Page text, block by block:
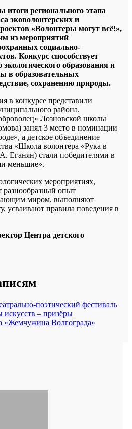
итоги регионального этапа
эковолонтерских и
«Волонтеры могут всё!»,
из мероприятий
социально-
Конкурс способствует
образования и
в образовательных
сохранению природы.
в конкурсе представили
района.
Лозновской школы
занял 3 место в номинации
а детское объединение
«Школа волонтера «Рука в
Еганян) стали победителями в
меньшие».
мероприятиях,
опыт
миром, выполняют
усваивают правила поведения в
Центра детского
поэтический фестиваль
– призёры
«Жемчужина Волгограда»